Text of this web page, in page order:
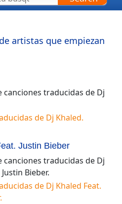
artistas que empiezan
canciones traducidas de Dj
de Dj Khaled.
Justin Bieber
canciones traducidas de Dj
Bieber.
de Dj Khaled Feat.
.